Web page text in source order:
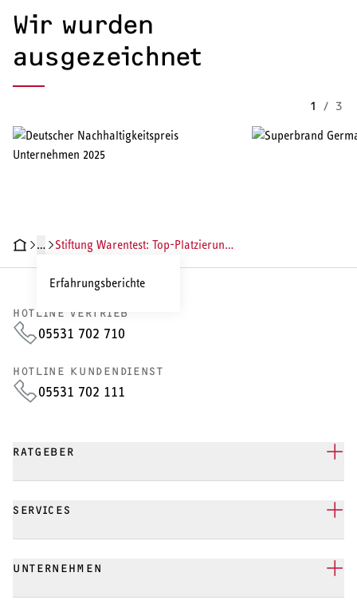
Wir wurden
ausgezeichnet
1 / 3
…
Erfahrungsberichte
Stiftung Warentest: Top-Platzierung für WPL-A
HOTLINE VERTRIEB
05531 702 710
HOTLINE KUNDENDIENST
05531 702 111
RATGEBER
SERVICES
UNTERNEHMEN